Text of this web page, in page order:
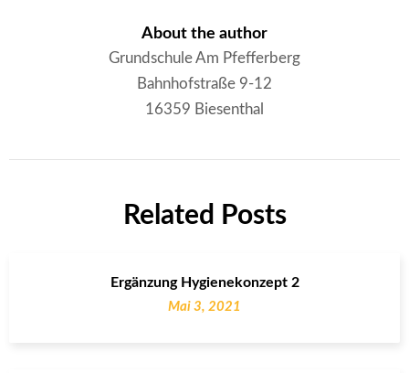
About the author
Grundschule Am Pfefferberg
Bahnhofstraße 9-12
16359 Biesenthal
Related Posts
Ergänzung Hygienekonzept 2
Mai 3, 2021